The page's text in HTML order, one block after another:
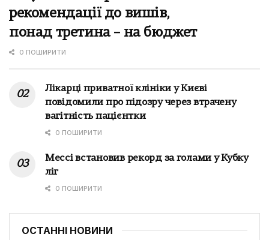
рекомендації до вишів,
понад третина – на бюджет
0 ПОШИРИТИ
Лікарці приватної клініки у Києві
повідомили про підозру через втрачену
вагітність пацієнтки
0 ПОШИРИТИ
Мессі встановив рекорд за голами у Кубку
ліг
0 ПОШИРИТИ
ОСТАННІ НОВИНИ